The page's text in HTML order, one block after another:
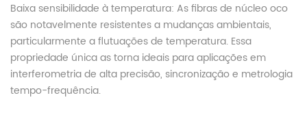
Baixa sensibilidade à temperatura: As fibras de núcleo oco
são notavelmente resistentes a mudanças ambientais,
particularmente a flutuações de temperatura. Essa
propriedade única as torna ideais para aplicações em
interferometria de alta precisão, sincronização e metrologia
tempo-frequência.